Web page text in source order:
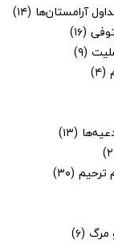
آرامستان‌ها (۱۴)
(۱۶)
(۹)
(۴)
(۱۳)
ترحیم (۳۰)
مرگ (۶)